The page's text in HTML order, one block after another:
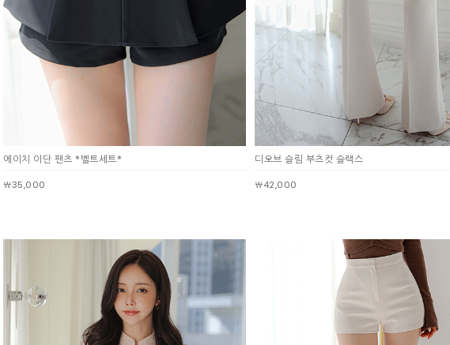
에이치 이단 팬츠 *벨트세트*
￦35,000
디오브 슬림 부츠컷 슬랙스
￦42,000
휴무 (점심시간이나 업무전후, 휴무일에는 고객센터 연락이 되지 않으니 게시판 문의 해주세요)
배송조회 CJ대한통운 : 1588-1255
[사업자정보확인]